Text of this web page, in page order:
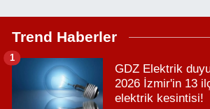
Trend Haberler
GDZ Elektrik
2026 İzmir'in 13
elektrik kesintisi!
1